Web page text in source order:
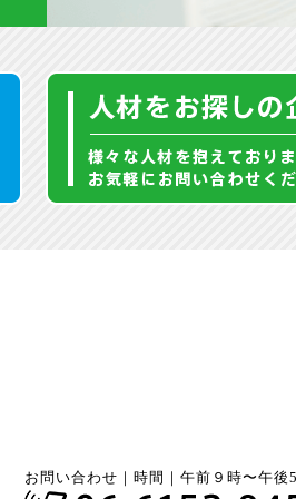
お問い合わせ｜時間｜午前９時〜午後